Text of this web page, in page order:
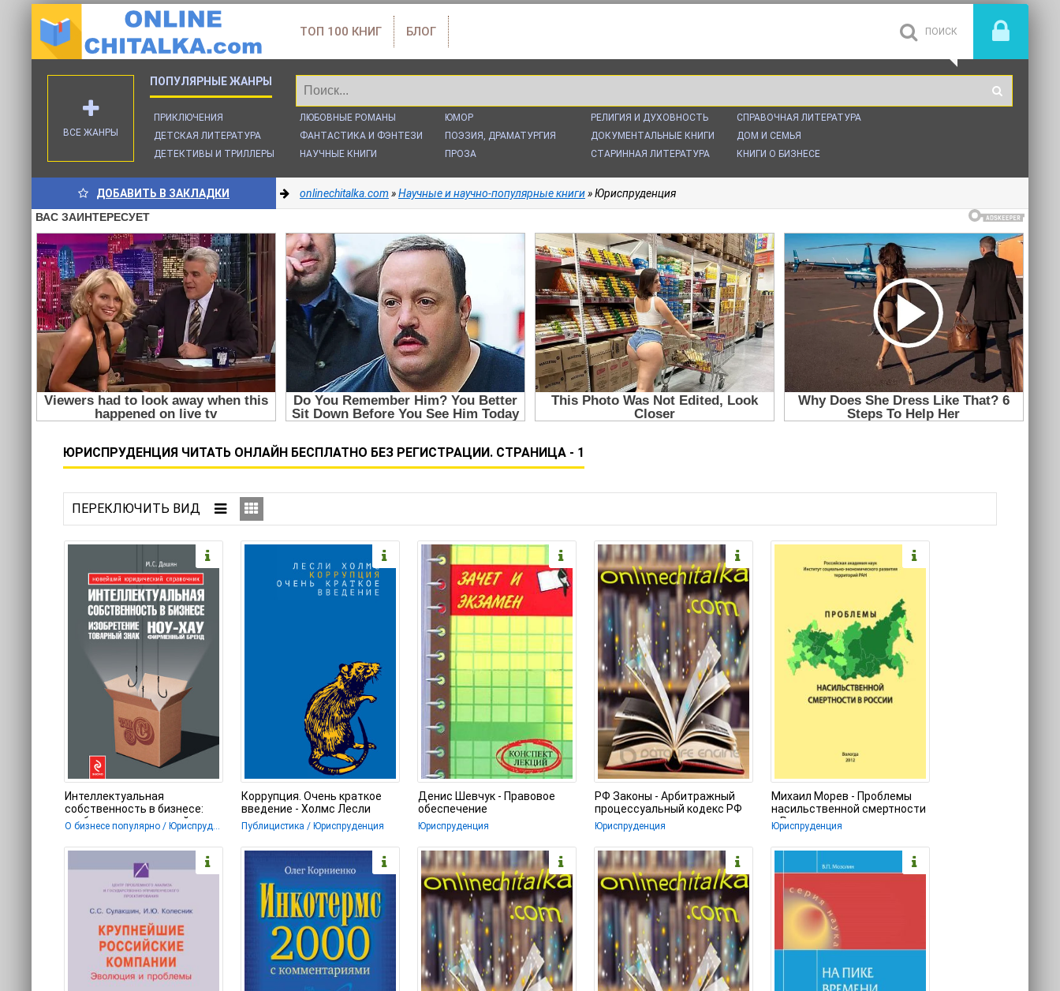
ТОП 100 КНИГ БЛОГ
ПРИКЛЮЧЕНИЯ
ДЕТСКАЯ ЛИТЕРАТУРА
ДЕТЕКТИВЫ И ТРИЛЛЕРЫ
ЛЮБОВНЫЕ РОМАНЫ
ФАНТАСТИКА И ФЭНТЕЗИ
НАУЧНЫЕ КНИГИ
ЮМОР
ПОЭЗИЯ, ДРАМАТУРГИЯ
ПРОЗА
РЕЛИГИЯ И ДУХОВНОСТЬ
ДОКУМЕНТАЛЬНЫЕ КНИГИ
СТАРИННАЯ ЛИТЕРАТУРА
СПРАВОЧНАЯ ЛИТЕРАТУРА
ДОМ И СЕМЬЯ
КНИГИ О БИЗНЕСЕ
ВСЕ ЖАНРЫ
ДОБАВИТЬ В ЗАКЛАДКИ onlinechitalka.com »Научные и научно-популярные книги» Юриспруденция
ЮРИСПРУДЕНЦИЯ ЧИТАТЬ ОНЛАЙН БЕСПЛАТНО БЕЗ РЕГИСТРАЦИИ. СТРАНИЦА - 1
Интеллектуальная
собственность в бизнесе:
изобретение, товарный знак,О бизнесе популярно / Юриспруденция
Коррупция. Очень краткое
введение - Холмс Лесли
Публицистика / Юриспруденция
Денис Шевчук - Правовое
обеспечение
предпринимательства
Юриспруденция
РФ Законы - Арбитражный
процессуальный кодекс РФ
Юриспруденция
Михаил Морев - Проблемы
насильственной смертности
в России
Юриспруденция